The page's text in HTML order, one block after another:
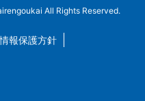
All Rights Reserved.
報保護方針